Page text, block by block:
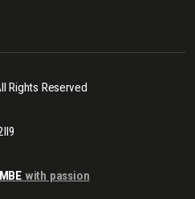
Rights Reserved
with passion